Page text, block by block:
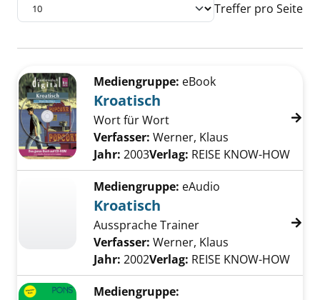
Treffer pro Seite
Zu den Suchfiltern springen
Mediengruppe: eBook
Kroatisch
Wort für Wort
Verfasser: Werner, Klaus
Jahr: 2003Verlag: REISE KNOW-HOW
Mediengruppe: eAudio
Kroatisch
Aussprache Trainer
Verfasser: Werner, Klaus
Jahr: 2002Verlag: REISE KNOW-HOW
Mediengruppe: